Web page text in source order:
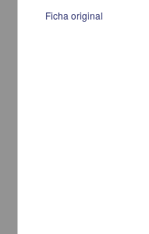
Correspondencia postal
Ficha original